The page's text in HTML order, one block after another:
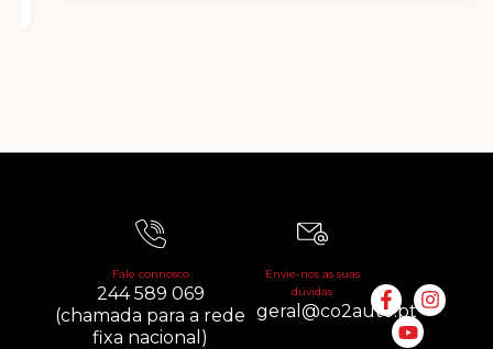
Fale connosco
244 589 069
(chamada para a rede
fixa nacional)
Envie-nos as suas
dúvidas
geral@co2auto.pt